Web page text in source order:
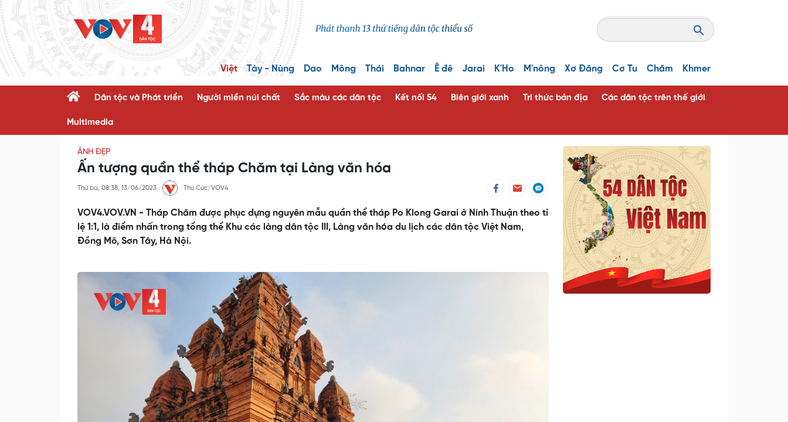
Việt Tày - Nùng Dao Mông Thái Bahnar Ê đê Jarai K'Ho M'nông Xơ Đăng Cơ Tu Chăm Khmer
Dân tộc và Phát triển Người miền núi chất Sắc màu các dân tộc Kết nối 54 Biên giới xanh Tri thức bản địa Các dân tộc trên thế giới
Multimedia
ẢNH ĐẸP
Ấn tượng quần thể tháp Chăm tại Làng văn hóa
Thứ ba, 08:38, 13/06/2023 Thu Cúc/VOV4
VOV4.VOV.VN - Tháp Chăm được phục dựng nguyên mẫu quần thể tháp Po Klong Garai ở Ninh Thuận theo tỉ
lệ 1:1, là điểm nhấn trong tổng thể Khu các làng dân tộc III, Làng văn hóa du lịch các dân tộc Việt Nam,
Đồng Mô, Sơn Tây, Hà Nội.